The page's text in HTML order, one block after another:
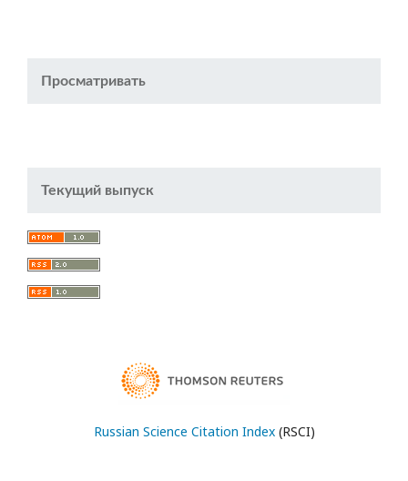
Просматривать
Текущий выпуск
Russian Science Citation Index(RSCI)